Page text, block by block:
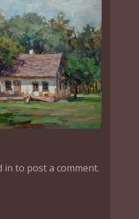
in to post a comment.